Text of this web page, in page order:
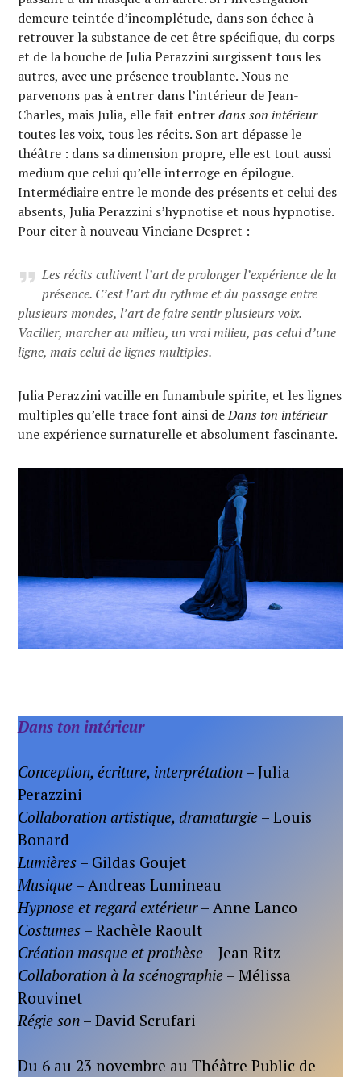
demeure teintée d’incomplétude, dans son échec à
retrouver la substance de cet être spécifique, du corps
et de la bouche de Julia Perazzini surgissent tous les
autres, avec une présence troublante. Nous ne
parvenons pas à entrer dans l’intérieur de Jean-
Charles, mais Julia, elle fait entrerdans son intérieur
toutes les voix, tous les récits. Son art dépasse le
théâtre : dans sa dimension propre, elle est tout aussi
medium que celui qu’elle interroge en épilogue.
Intermédiaire entre le monde des présents et celui des
absents, Julia Perazzini s’hypnotise et nous hypnotise.
Pour citer à nouveau Vinciane Despret :
Les récits cultivent l’art de prolonger l’expérience de la
présence. C’est l’art du rythme et du passage entre
plusieurs mondes, l’art de faire sentir plusieurs voix.
Vaciller, marcher au milieu, un vrai milieu, pas celui d’une
ligne, mais celui de lignes multiples.
Julia Perazzini vacille en funambule spirite, et les lignes
multiples qu’elle trace font ainsi deDans ton intérieur
une expérience surnaturelle et absolument fascinante.
Dans ton intérieur
Conception, écriture, interprétation – Julia
Perazzini
Collaboration artistique, dramaturgie – Louis
Bonard
Lumières – Gildas Goujet
Musique – Andreas Lumineau
Hypnose et regard extérieur– Anne Lanco
Costumes – Rachèle Raoult
Création masque et prothèse – Jean Ritz
Collaboration à la scénographie – Mélissa
Rouvinet
Régie son – David Scrufari
Du 6 au 23 novembre au Théâtre Public de